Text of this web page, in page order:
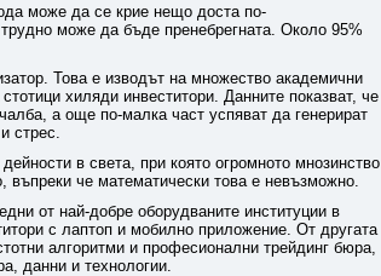
може да се крие нещо доста по-
може да бъде пренебрегната. Около 95%
Това е изводът на множество академични
хиляди инвеститори. Данните показват, че
а още по-малка част успяват да генерират
стрес.
в света, при която огромното мнозинство
въпреки че математически това е невъзможно.
от най-добре оборудваните институции в
с лаптоп и мобилно приложение. От другата
алгоритми и професионални трейдинг бюра,
данни и технологии.